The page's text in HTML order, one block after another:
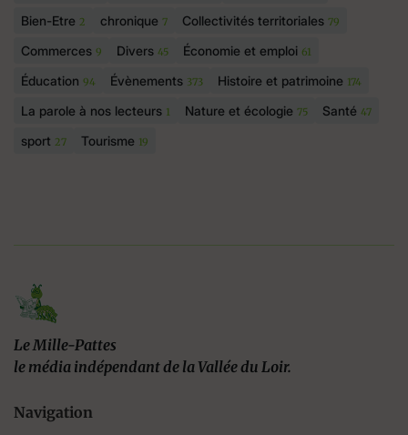
Bien-Etre 2 chronique 7 Collectivités territoriales 79
Commerces 9 Divers 45 Économie et emploi 61
Éducation 94 Évènements 373 Histoire et patrimoine 174
La parole à nos lecteurs 1 Nature et écologie 75 Santé 47
sport 27 Tourisme 19
Le Mille-Pattes
le média indépendant de la Vallée du Loir.
Navigation